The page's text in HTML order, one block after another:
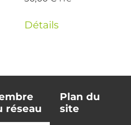
Détails
réseau
Plan du
site